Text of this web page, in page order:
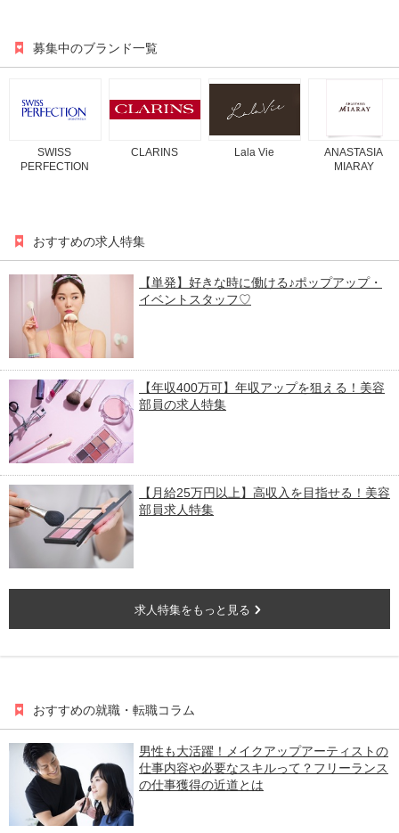
募集中のブランド一覧
SWISS
PERFECTION
CLARINS Lala Vie
ANASTASIA
MIARAY
おすすめの求人特集
【単発】好きな時に働ける♪ポップアップ・
イベントスタッフ♡
【年収400万可】年収アップを狙える！美容
部員の求人特集
【月給25万円以上】高収入を目指せる！美容
部員求人特集
求人特集をもっと見る
おすすめの就職・転職コラム
男性も大活躍！メイクアップアーティストの
仕事内容や必要なスキルって？フリーランス
の仕事獲得の近道とは